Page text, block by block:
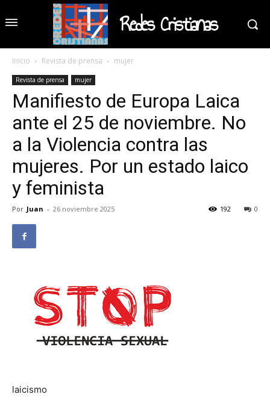
Redes Cristianas
Inicio Revista de prensa mujer
Revista de prensa mujer
Manifiesto de Europa Laica
ante el 25 de noviembre. No
a la Violencia contra las
mujeres. Por un estado laico
y feminista
Por Juan - 26 noviembre 2025 0
192
laicismo